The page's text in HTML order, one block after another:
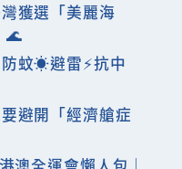
獲選「美麗海
🌊
蚊☀️避雷⚡️抗中
避開「經濟艙症